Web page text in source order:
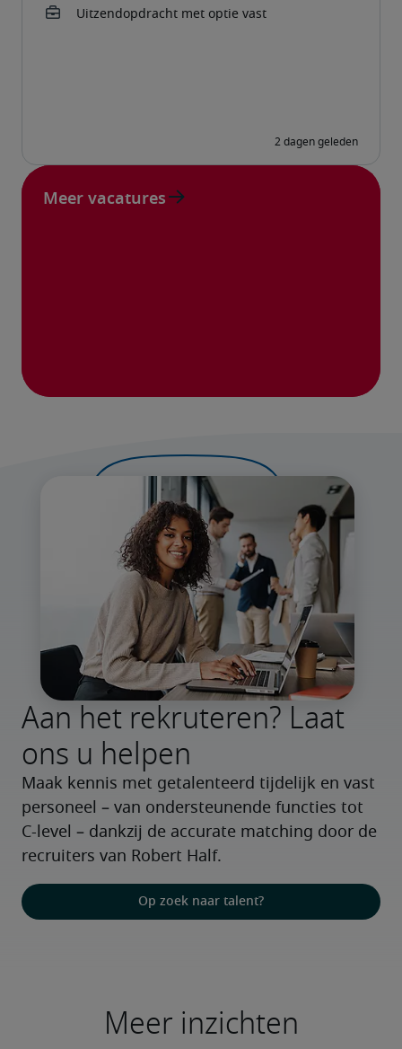
Meer vacatures
Aan het rekruteren? Laat
ons u helpen
Maak kennis met getalenteerd tijdelijk en vast
personeel – van ondersteunende functies tot
C-level – dankzij de accurate matching door de
recruiters van Robert Half.
Op zoek naar talent?
Meer inzichten